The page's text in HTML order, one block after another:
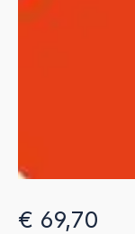
Regulärer Preis:
€ 69,70